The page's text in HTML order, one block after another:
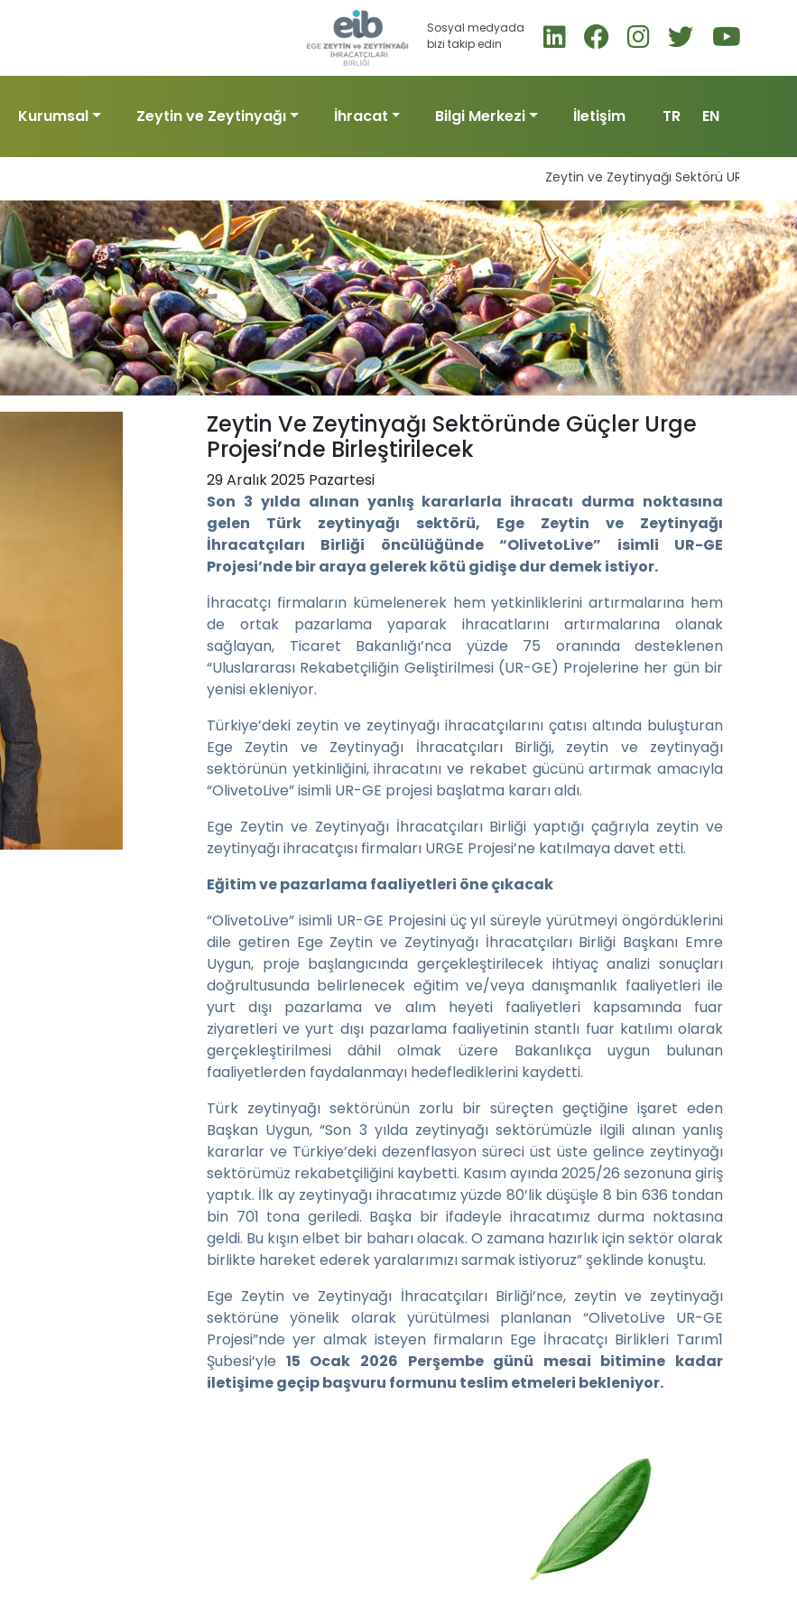
Sosyal medyada
bizi takip edin
Kurumsal Zeytin ve Zeytinyağı İhracat Bilgi Merkezi İletişim TR EN
Zeytin ve Zeytinyağı Sektörü UR-GE
Zeytin Ve Zeytinyağı Sektöründe Güçler Urge
Projesi’nde Birleştirilecek
29 Aralık 2025 Pazartesi
Son 3 yılda alınan yanlış kararlarla ihracatı durma noktasına
gelen Türk zeytinyağı sektörü, Ege Zeytin ve Zeytinyağı
İhracatçıları Birliği öncülüğünde “OlivetoLive” isimli UR-GE
Projesi’nde bir araya gelerek kötü gidişe dur demek istiyor.
İhracatçı firmaların kümelenerek hem yetkinliklerini artırmalarına hem
de ortak pazarlama yaparak ihracatlarını artırmalarına olanak
sağlayan, Ticaret Bakanlığı’nca yüzde 75 oranında desteklenen
“Uluslararası Rekabetçiliğin Geliştirilmesi (UR-GE) Projelerine her gün bir
yenisi ekleniyor.
Türkiye’deki zeytin ve zeytinyağı ihracatçılarını çatısı altında buluşturan
Ege Zeytin ve Zeytinyağı İhracatçıları Birliği, zeytin ve zeytinyağı
sektörünün yetkinliğini, ihracatını ve rekabet gücünü artırmak amacıyla
“OlivetoLive” isimli UR-GE projesi başlatma kararı aldı.
Ege Zeytin ve Zeytinyağı İhracatçıları Birliği yaptığı çağrıyla zeytin ve
zeytinyağı ihracatçısı firmaları URGE Projesi’ne katılmaya davet etti.
Eğitim ve pazarlama faaliyetleri öne çıkacak
“OlivetoLive” isimli UR-GE Projesini üç yıl süreyle yürütmeyi öngördüklerini
dile getiren Ege Zeytin ve Zeytinyağı İhracatçıları Birliği Başkanı Emre
Uygun, proje başlangıcında gerçekleştirilecek ihtiyaç analizi sonuçları
doğrultusunda belirlenecek eğitim ve/veya danışmanlık faaliyetleri ile
yurt dışı pazarlama ve alım heyeti faaliyetleri kapsamında fuar
ziyaretleri ve yurt dışı pazarlama faaliyetinin stantlı fuar katılımı olarak
gerçekleştirilmesi dâhil olmak üzere Bakanlıkça uygun bulunan
faaliyetlerden faydalanmayı hedeflediklerini kaydetti.
Türk zeytinyağı sektörünün zorlu bir süreçten geçtiğine işaret eden
Başkan Uygun, “Son 3 yılda zeytinyağı sektörümüzle ilgili alınan yanlış
kararlar ve Türkiye’deki dezenflasyon süreci üst üste gelince zeytinyağı
sektörümüz rekabetçiliğini kaybetti. Kasım ayında 2025/26 sezonuna giriş
yaptık. İlk ay zeytinyağı ihracatımız yüzde 80’lik düşüşle 8 bin 636 tondan
bin 701 tona geriledi. Başka bir ifadeyle ihracatımız durma noktasına
geldi. Bu kışın elbet bir baharı olacak. O zamana hazırlık için sektör olarak
birlikte hareket ederek yaralarımızı sarmak istiyoruz” şeklinde konuştu.
Ege Zeytin ve Zeytinyağı İhracatçıları Birliği’nce, zeytin ve zeytinyağı
sektörüne yönelik olarak yürütülmesi planlanan “OlivetoLive UR-GE
Projesi”nde yer almak isteyen firmaların Ege İhracatçı Birlikleri Tarım1
Şubesi’yle 15 Ocak 2026 Perşembe günü mesai bitimine kadar
iletişime geçip başvuru formunu teslim etmeleri bekleniyor.